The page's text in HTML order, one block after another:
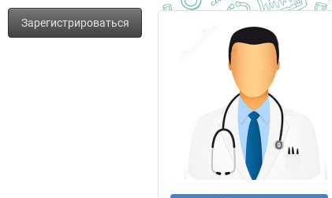
Зарегистрироваться